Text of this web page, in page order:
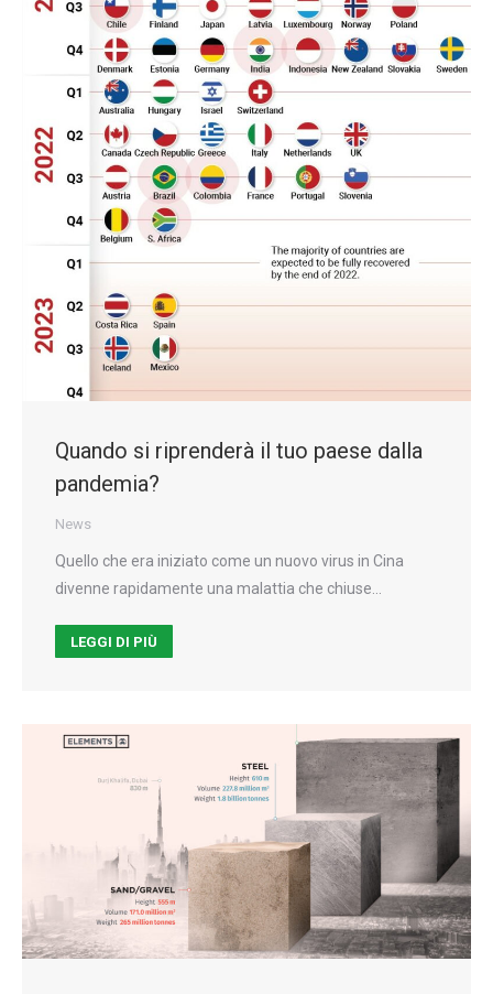
Quando si riprenderà il tuo paese dalla
pandemia?
News
Quello che era iniziato come un nuovo virus in Cina
divenne rapidamente una malattia che chiuse…
LEGGI DI PIÙ